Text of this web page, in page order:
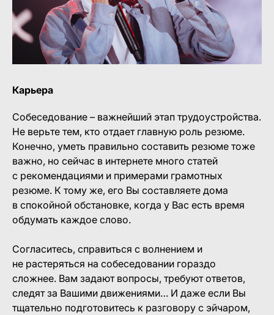
Карьера
Собеседование – важнейший этап трудоустройства.
Не верьте тем, кто отдает главную роль резюме.
Конечно, уметь правильно составить резюме тоже
важно, но сейчас в интернете много статей
с рекомендациями и примерами грамотных
резюме. К тому же, его Вы составляете дома
в спокойной обстановке, когда у Вас есть время
обдумать каждое слово.
Согласитесь, справиться с волнением и
не растеряться на собеседовании гораздо
сложнее. Вам задают вопросы, требуют ответов,
следят за Вашими движениями… И даже если Вы
тщательно подготовитесь к разговору с эйчаром,